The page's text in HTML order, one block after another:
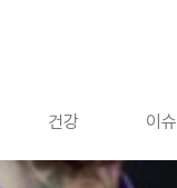
건강 이슈